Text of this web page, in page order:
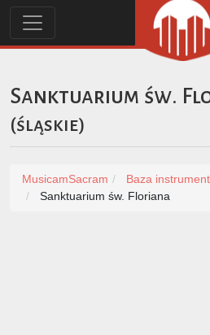
Sanktuarium św.
(śląskie)
MusicamSacram Baza
Sanktuarium św. Floriana